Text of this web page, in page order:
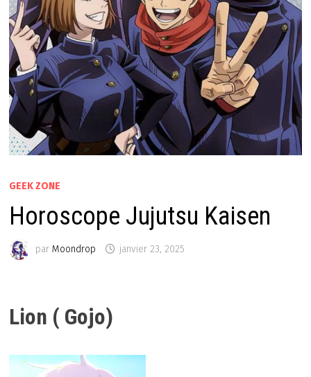
GEEK ZONE
Horoscope Jujutsu Kaisen
parMoondrop janvier 23, 2025
Lion ( Gojo)